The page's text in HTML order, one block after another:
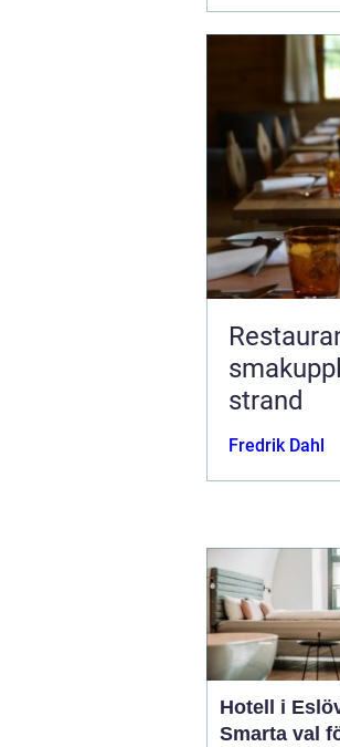
strand
Fredrik Dahl
Hotell i
Smarta val